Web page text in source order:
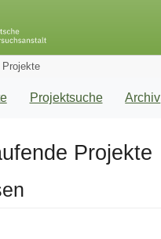
Projekte
Projektsuche Archiv
Projekte